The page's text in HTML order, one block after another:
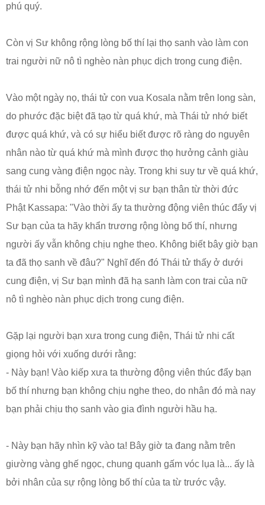
phú quý.
Còn vị Sư không rộng lòng bố thí lại thọ sanh vào làm con
trai người nữ nô tì nghèo nàn phục dịch trong cung điện.
Vào một ngày nọ, thái tử con vua Kosala nằm trên long sàn,
do phước đặc biệt đã tạo từ quá khứ, mà Thái tử nhớ biết
được quá khứ, và có sự hiểu biết được rõ ràng do nguyên
nhân nào từ quá khứ mà mình được thọ hưởng cảnh giàu
sang cung vàng điện ngọc này. Trong khi suy tư về quá khứ,
thái tử nhi bỗng nhớ đến một vị sư bạn thân từ thời đức
Phật Kassapa: "Vào thời ấy ta thường động viên thúc đẩy vị
Sư bạn của ta hãy khẩn trương rộng lòng bố thí, nhưng
người ấy vẫn không chịu nghe theo. Không biết bây giờ bạn
ta đã thọ sanh về đâu?" Nghĩ đến đó Thái tử thấy ở dưới
cung điện, vị Sư bạn mình đã hạ sanh làm con trai của nữ
nô tì nghèo nàn phục dịch trong cung điện.
Gặp lại người bạn xưa trong cung điện, Thái tử nhi cất
giọng hỏi với xuống dưới rằng:
- Này bạn! Vào kiếp xưa ta thường động viên thúc đẩy bạn
bố thí nhưng bạn không chịu nghe theo, do nhân đó mà nay
bạn phải chịu thọ sanh vào gia đình người hầu hạ.
- Này bạn hãy nhìn kỹ vào ta! Bây giờ ta đang nằm trên
giường vàng ghế ngọc, chung quanh gấm vóc lụa là... ấy là
bởi nhân của sự rộng lòng bố thí của ta từ trước vậy.